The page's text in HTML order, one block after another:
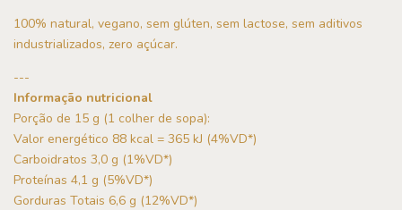
100% natural, vegano, sem glúten, sem lactose, sem aditivos
industrializados, zero açúcar.
---
Informação nutricional
Porção de 15 g (1 colher de sopa):
Valor energético 88 kcal = 365 kJ (4%VD*)
Carboidratos 3,0 g (1%VD*)
Proteínas 4,1 g (5%VD*)
Gorduras Totais 6,6 g (12%VD*)